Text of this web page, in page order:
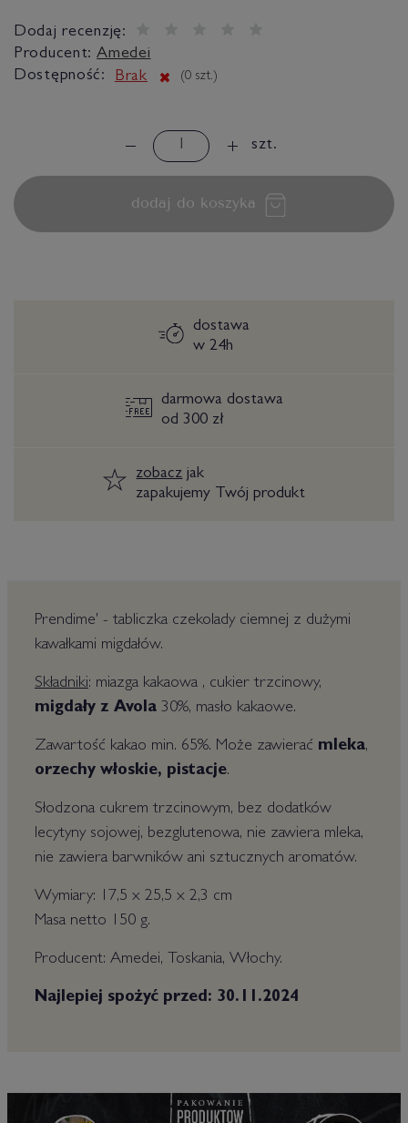
Dodaj recenzję:
Producent: Amedei
Dostępność:
Brak (0 szt.)
szt.
dodaj do koszyka
dostawa
w 24h
darmowa dostawa
od 300 zł
zobaczjak
zapakujemy Twój produkt
Prendime' - tabliczka czekolady ciemnej z dużymi
kawałkami migdałów.
Składniki: miazga kakaowa , cukier trzcinowy,
migdały z Avola 30%, masło kakaowe.
Zawartość kakao min. 65%. Może zawierać mleka,
orzechy włoskie, pistacje.
Słodzona cukrem trzcinowym, bez dodatków
lecytyny sojowej, bezglutenowa, nie zawiera mleka,
nie zawiera barwników ani sztucznych aromatów.
Wymiary: 17,5 x 25,5 x 2,3 cm
Masa netto 150 g.
Producent: Amedei, Toskania, Włochy.
Najlepiej spożyć przed: 30.11.2024